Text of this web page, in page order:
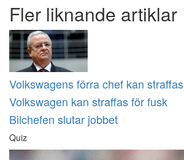
Fler liknande artiklar
Volkswagens förra chef kan straffas
Volkswagen kan straffas för fusk
Bilchefen slutar jobbet
Quiz